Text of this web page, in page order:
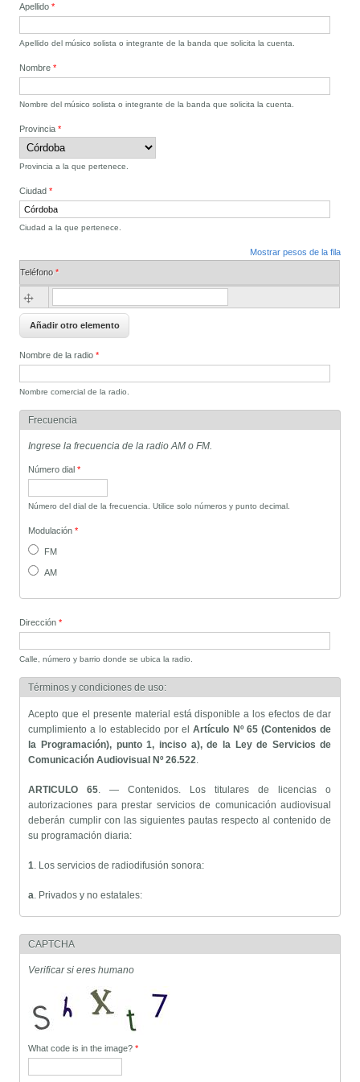
Apellido*
Apellido del músico solista o integrante de la banda que solicita la cuenta.
Nombre*
Nombre del músico solista o integrante de la banda que solicita la cuenta.
Provincia*
Provincia a la que pertenece.
Ciudad*
Ciudad a la que pertenece.
Mostrar pesos de la fila
Teléfono*
Nombre de la radio*
Nombre comercial de la radio.
Frecuencia
Ingrese la frecuencia de la radio AM o FM.
Número dial*
Número del dial de la frecuencia. Utilice solo números y punto decimal.
Modulación*
FM
AM
Dirección*
Calle, número y barrio donde se ubica la radio.
Términos y condiciones de uso:
Acepto que el presente material está disponible a los efectos de dar
cumplimiento a lo establecido por elArtículo Nº 65 (Contenidos de
la Programación), punto 1, inciso a), de la Ley de Servicios de
Comunicación Audiovisual Nº 26.522
ARTICULO 65 . — Contenidos. Los titulares de licencias o
autorizaciones para prestar servicios de comunicación audiovisual
deberán cumplir con las siguientes pautas respecto al contenido de
su programación diaria:
1 . Los servicios de radiodifusión sonora:
a . Privados y no estatales:
producción nacional.
ii. Como mínimo el treinta por ciento (30%) de la música emitida
nacionales, cualquiera sea el tipo de música de que se trate por cada
media jornada de transmisión. Esta cuota de música nacional deberá
ser repartida proporcionalmente a lo largo de la programación,
debiendo además asegurar la emisión de un cincuenta por ciento
(50 %) de música producida en forma independiente donde el autor
y/o intérprete ejerza los derechos de comercialización de sus propios
CAPTCHA
Verificar si eres humano
What code is in the image?*